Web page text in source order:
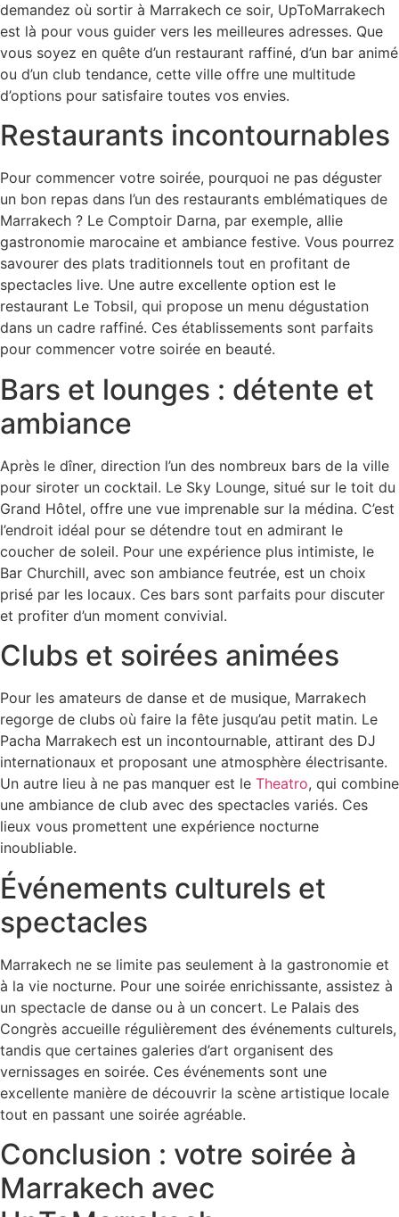
demandez où sortir à Marrakech ce soir, UpToMarrakech
est là pour vous guider vers les meilleures adresses. Que
vous soyez en quête d’un restaurant raffiné, d’un bar animé
ou d’un club tendance, cette ville offre une multitude
d’options pour satisfaire toutes vos envies.
Restaurants incontournables
Pour commencer votre soirée, pourquoi ne pas déguster
un bon repas dans l’un des restaurants emblématiques de
Marrakech ? Le Comptoir Darna, par exemple, allie
gastronomie marocaine et ambiance festive. Vous pourrez
savourer des plats traditionnels tout en profitant de
spectacles live. Une autre excellente option est le
restaurant Le Tobsil, qui propose un menu dégustation
dans un cadre raffiné. Ces établissements sont parfaits
pour commencer votre soirée en beauté.
Bars et lounges : détente et
ambiance
Après le dîner, direction l’un des nombreux bars de la ville
pour siroter un cocktail. Le Sky Lounge, situé sur le toit du
Grand Hôtel, offre une vue imprenable sur la médina. C’est
l’endroit idéal pour se détendre tout en admirant le
coucher de soleil. Pour une expérience plus intimiste, le
Bar Churchill, avec son ambiance feutrée, est un choix
prisé par les locaux. Ces bars sont parfaits pour discuter
et profiter d’un moment convivial.
Clubs et soirées animées
Pour les amateurs de danse et de musique, Marrakech
regorge de clubs où faire la fête jusqu’au petit matin. Le
Pacha Marrakech est un incontournable, attirant des DJ
internationaux et proposant une atmosphère électrisante.
Un autre lieu à ne pas manquer est le Theatro, qui combine
une ambiance de club avec des spectacles variés. Ces
lieux vous promettent une expérience nocturne
inoubliable.
Événements culturels et
spectacles
Marrakech ne se limite pas seulement à la gastronomie et
à la vie nocturne. Pour une soirée enrichissante, assistez à
un spectacle de danse ou à un concert. Le Palais des
Congrès accueille régulièrement des événements culturels,
tandis que certaines galeries d’art organisent des
vernissages en soirée. Ces événements sont une
excellente manière de découvrir la scène artistique locale
tout en passant une soirée agréable.
Conclusion : votre soirée à
Marrakech avec